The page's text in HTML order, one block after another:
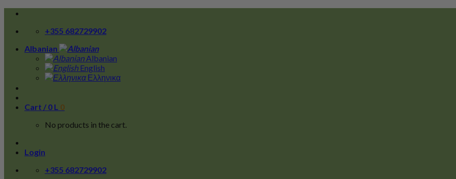
Skip
content
+355 682729902
Albanian
Albanian
English
Ελληνικα
Cart / 0 L 0
No products in the cart.
Login
+355 682729902